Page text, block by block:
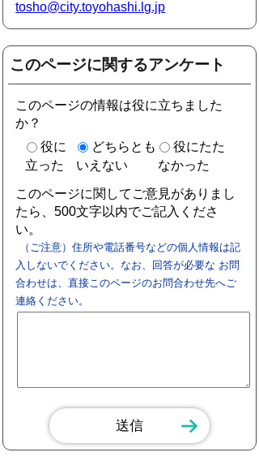
tosho@city.toyohashi.lg.jp
このページに関するアンケート
このページの情報は役に立ちました
か？
役に
立った
どちらとも
いえない
役にたた
なかった
このページに関してご意見がありまし
たら、500文字以内でご記入くださ
い。
（ご注意）住所や電話番号などの個人情報は記
入しないでください。なお、回答が必要な お問
合わせは、直接このページのお問合わせ先へご
連絡ください。